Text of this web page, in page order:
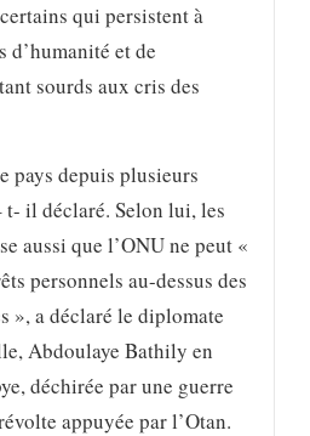
qui persistent à
et de
sourds aux cris des
pays depuis plusieurs
t- il déclaré. Selon lui, les
aussi que l’ONU ne peut «
personnels au-dessus des
», a déclaré le diplomate
Abdoulaye Bathily en
déchirée par une guerre
appuyée par l’Otan.